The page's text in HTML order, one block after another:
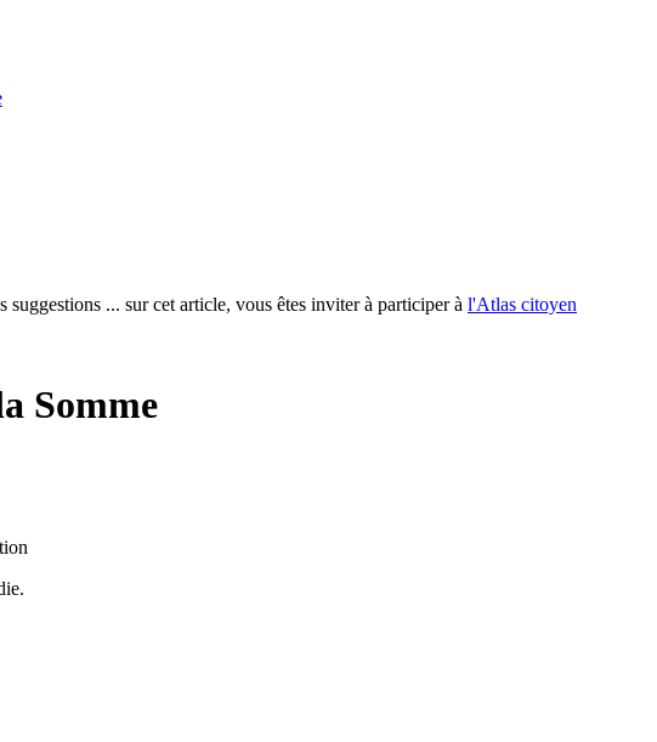
... sur cet article, vous êtes inviter à participer à l'Atlas citoyen
Somme